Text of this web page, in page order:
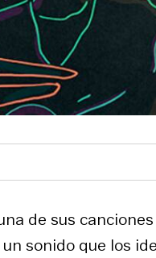
de sus
sonido que los